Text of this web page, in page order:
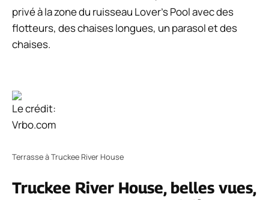
privé à la zone du ruisseau Lover’s Pool avec des
flotteurs, des chaises longues, un parasol et des
chaises.
Le crédit:
Vrbo.com
Terrasse à Truckee River House
Truckee River House, belles vues,